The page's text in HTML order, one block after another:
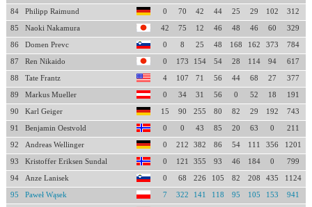
84 Philipp Raimund 0 70 42 44 25 29 102 312
85 Naoki Nakamura 42 75 12 46 48 46 60 329
86 Domen Prevc 0 8 25 48 168 162 373 784
87 Ren Nikaido 0 173 154 54 28 114 94 617
88 Tate Frantz 4 107 71 56 44 68 27 377
89 Markus Mueller 0 34 31 56 0 52 18 191
90 Karl Geiger 15 90 255 80 82 29 192 743
91 Benjamin Oestvold 0 0 43 85 20 63 0 211
92 Andreas Wellinger 0 212 382 86 54 111 356 1201
93 Kristoffer Eriksen Sundal 0 121 355 93 46 184 0 799
94 Anze Lanisek 0 68 226 105 82 208 435 1124
95 Paweł Wąsek 7 322 141 118 95 105 153 941